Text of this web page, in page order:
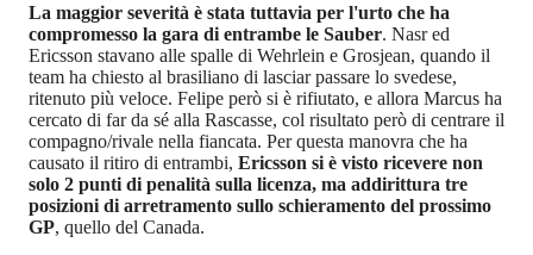
La maggior severità è stata tuttavia per l'urto che ha
compromesso la gara di entrambe le Sauber. Nasr ed
Ericsson stavano alle spalle di Wehrlein e Grosjean, quando il
team ha chiesto al brasiliano di lasciar passare lo svedese,
ritenuto più veloce. Felipe però si è rifiutato, e allora Marcus ha
cercato di far da sé alla Rascasse, col risultato però di centrare il
compagno/rivale nella fiancata. Per questa manovra che ha
causato il ritiro di entrambi, Ericsson si è visto ricevere non
solo 2 punti di penalità sulla licenza, ma addirittura tre
posizioni di arretramento sullo schieramento del prossimo
GP, quello del Canada.